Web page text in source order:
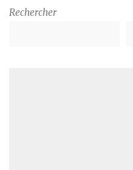
Rechercher